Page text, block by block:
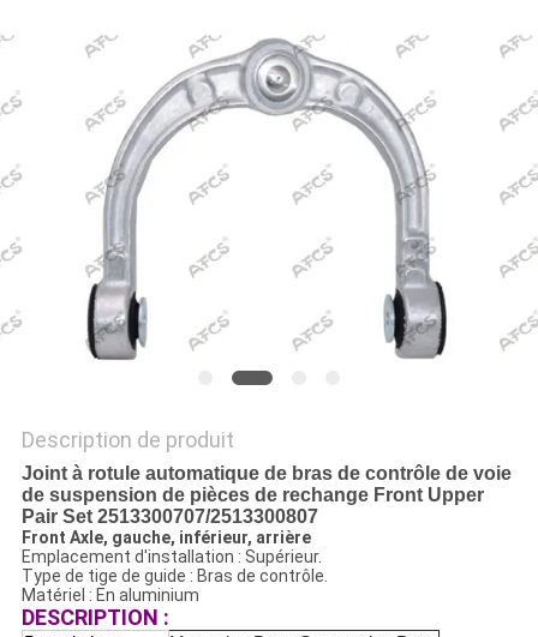
PLAN
SITE
POLITIQUE
DE
CONFIDENTIALITÉ
Description de produit
Joint à rotule automatique de bras de contrôle de voie
de suspension de pièces de rechange Front Upper
Pair Set 2513300707/2513300807
Front Axle, gauche, inférieur, arrière
Emplacement d'installation : Supérieur.
Type de tige de guide : Bras de contrôle.
Matériel : En aluminium
DESCRIPTION :